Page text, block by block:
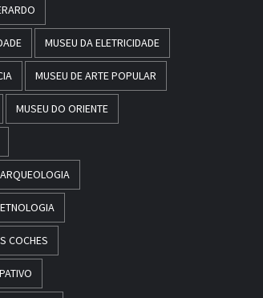
MUSEU DA ELETRICIDADE
MUSEU DE ARTE POPULAR
MUSEU DO ORIENTE
COCHES